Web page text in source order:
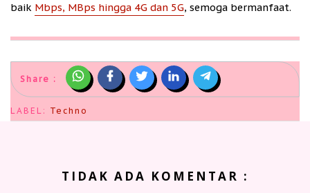
baik Mbps, MBps hingga 4G dan 5G, semoga bermanfaat.
Share :
LABEL: Techno
TIDAK ADA KOMENTAR :